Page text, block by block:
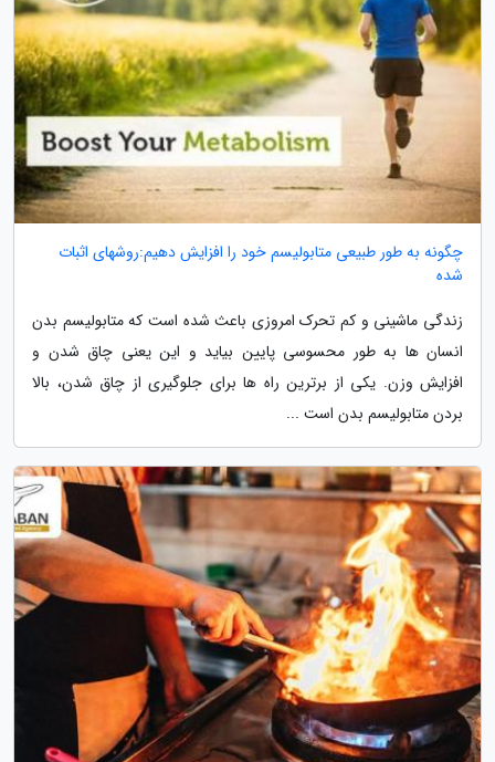
چگونه به طور طبیعی متابولیسم خود را افزایش دهیم:روشهای اثبات
شده
زندگی ماشینی و کم تحرک امروزی باعث شده است که متابولیسم بدن
انسان ها به طور محسوسی پایین بیاید و این یعنی چاق شدن و
افزایش وزن. یکی از برترین راه ها برای جلوگیری از چاق شدن، بالا
بردن متابولیسم بدن است ...